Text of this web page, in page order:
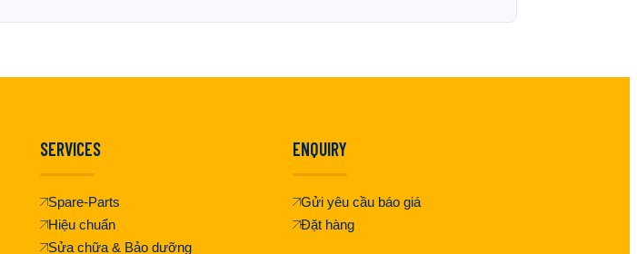
SERVICES
Spare-Parts
Hiệu chuẩn
Sửa chữa & Bảo dưỡng
ENQUIRY
Gửi yêu cầu báo giá
Đặt hàng